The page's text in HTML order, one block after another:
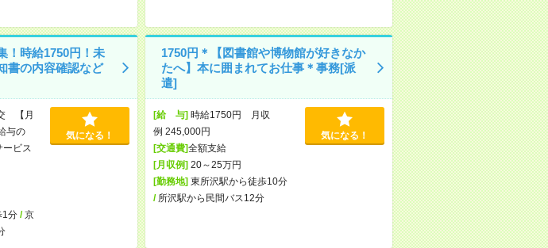
！時給1750円！未
書の内容確認など
【月
与の
ビス
分/京
気になる！
1750円＊【図書館や博物館が好きなか
たへ】本に囲まれてお仕事＊事務[派
遣]
[給 与]時給1750円 月収
例 245,000円
[交通費]全額支給
[月収例]20～25万円
[勤務地]東所沢駅から徒歩10分
/ 所沢駅から民間バス12分
気になる！